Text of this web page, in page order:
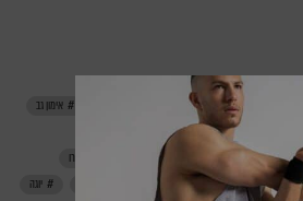
אימון אימון בטן
אימון גב
ישבן אימון לנשים
אימונים אירובי דיאטה
דנונה פרו
חטיפי חלבון חיטוב
יוגה